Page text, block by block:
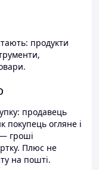
продукти
продавець
покупець огляне і
гроші
Плюс не
на пошті.